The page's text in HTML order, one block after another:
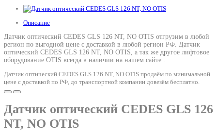
Описание
Датчик оптический CEDES GLS 126 NT, NO OTIS отгрузим в любой
регион по выгодной цене с доставкой в любой регион РФ. Датчик
оптический CEDES GLS 126 NT, NO OTIS, а так же другое лифтовое
оборудование OTIS всегда в наличии на нашем сайте .
Датчик оптический CEDES GLS 126 NT, NO OTIS продаём по минимальной
цене с доставкой по РФ, до транспортной компании довезём бесплатно.
Датчик оптический CEDES GLS 126
NT, NO OTIS